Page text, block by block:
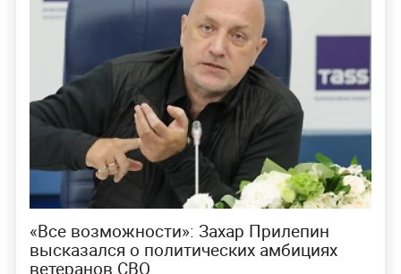
«Все возможности»: Захар Прилепин
высказался о политических амбициях
ветеранов СВО